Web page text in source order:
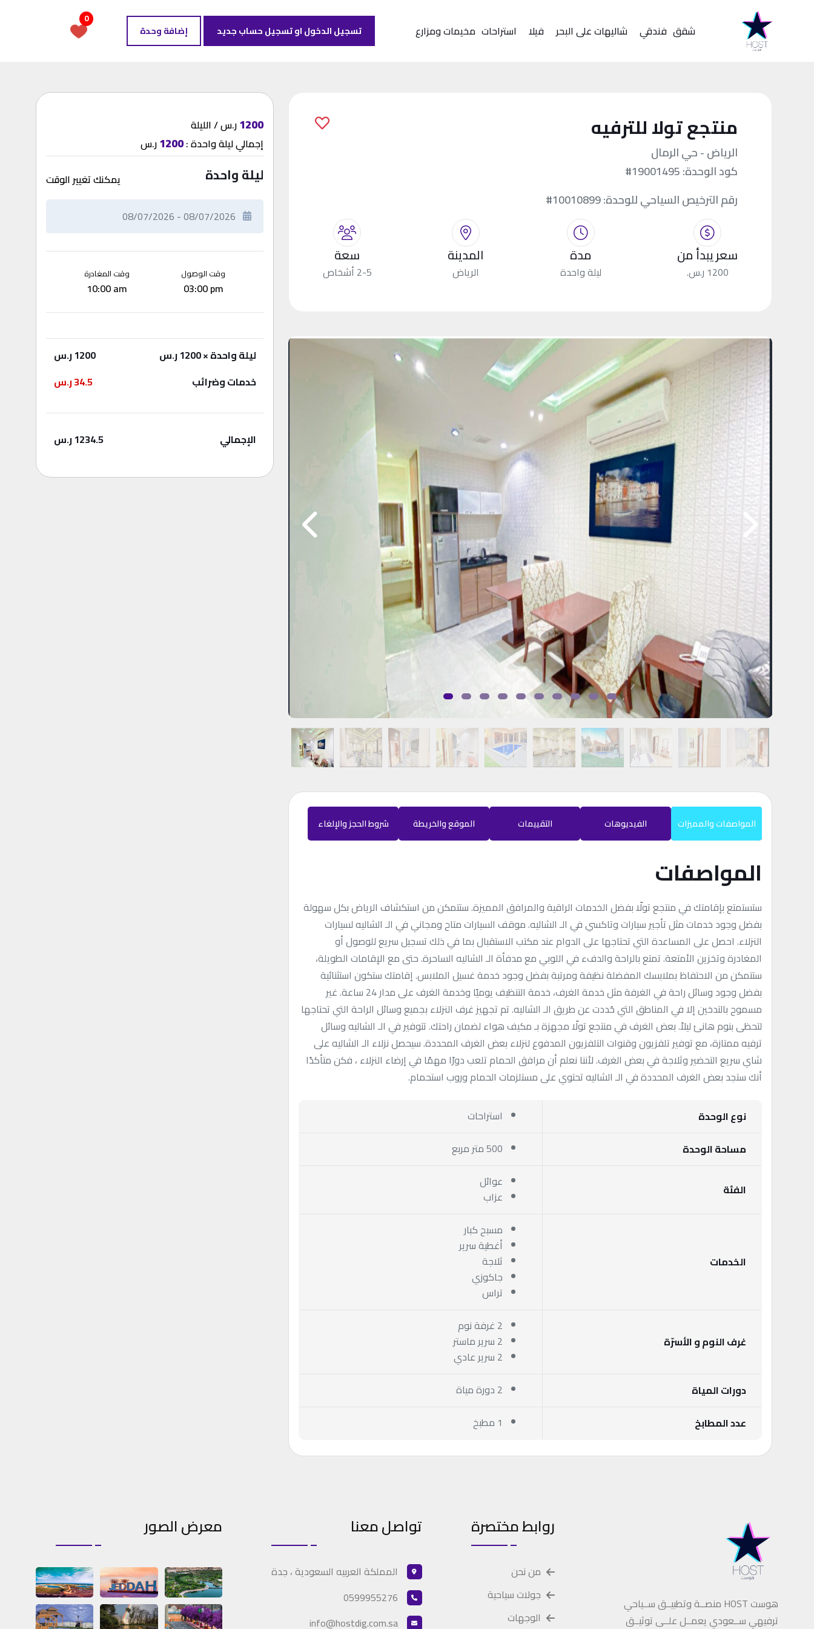
شقق فندقي شاليهات على البحر فيلا استراحات مخيمات ومزارع تسجيل الدخول او تسجيل حساب جديد إضافة وحدة
0
منتجع تولا للترفيه
الرياض - حي الرمال
كود الوحدة:#19001495
رقم الترخيص السياحي للوحدة:#10010899
سعر يبدأ من
1200 ر.س.
مدة
ليلة واحدة
المدينة
الرياض
سعة
2-5 أشخاص
المواصفات والمميزات الفيديوهات التقييمات الموقع والخريطة شروط الحجز والإلغاء
المواصفات
ستستمتع بإقامتك في منتجع تولّا بفضل الخدمات الراقية والمرافق المميزة. ستتمكن من استكشاف الرياض بكل سهولة
بفضل وجود خدمات مثل تأجير سيارات وتاكسي في الـ الشاليه. موقف السيارات متاح ومجاني في الـ الشاليه لسيارات
النزلاء. احصل على المساعدة التي تحتاجها على الدوام عند مكتب الاستقبال بما في ذلك تسجيل سريع للوصول أو
المغادرة وتخزين الأمتعة. تمتع بالراحة والدفء في اللوبي مع مدفأة الـ الشاليه الساحرة. حتى مع الإقامات الطويلة،
ستتمكن من الاحتفاظ بملابسك المفضلة نظيفة ومرتبة بفضل وجود خدمة غسيل الملابس. إقامتك ستكون استثنائية
بفضل وجود وسائل راحة في الغرفة مثل خدمة الغرف، خدمة التنظيف يوميًا وخدمة الغرف على مدار 24 ساعة. غير
مسموح بالتدخين إلا في المناطق التي حُددت عن طريق الـ الشاليه. تم تجهيز غرف النزلاء بجميع وسائل الراحة التي تحتاجها
لتحظى بنوم هانئ ليلاً. بعض الغرف في منتجع تولّا مجهزة بـ مكيف هواء لضمان راحتك. تتوفير في الـ الشاليه وسائل
ترفيه ممتازة، مع توفير تلفزيون وقنوات التلفزيون المدفوع لنزلاء بعض الغرف المحددة. سيحصل نزلاء الـ الشاليه على
شاي سريع التحضير وثلاجة في بعض الغرف. لأننا نعلم أن مرافق الحمام تلعب دورًا مهمًا في إرضاء النزلاء ، فكن متأكدًا
أنك ستجد بعض الغرف المحددة في الـ الشاليه تحتوي على مستلزمات الحمام وروب استحمام.
نوع الوحدة
استراحات
مساحة الوحدة
500 متر مربع
الفئة
عوائل
عزاب
الخدمات
مسبح كبار
أغطية سرير
ثلاجة
جاكوزي
تراس
غرف النوم و الأسرّة
2 غرفة نوم
2 سرير ماستر
2 سرير عادي
دورات المياة
2 دورة مياة
عدد المطابخ
1 مطبخ
1200ر.س / الليلة
إجماليليلة واحدة:
1200ر.س
ليلة واحدة يمكنك تغيير الوقت
وقت الوصول
03:00 pm
وقت المغادرة
10:00 am
ليلة واحدة× 1200 ر.س 1200ر.س
خدمات وضرائب
34.5ر.س
الإجمالي 1234.5ر.س
هوست HOST منصــة وتطبيــق ســياحي
ترفيهي ســعودي يعمــل علــى توثيــق
روابط مختصرة
من نحن
جولات سياحية
الوجهات
تواصل معنا
المملكة العربيه السعودية ، جدة
0599955276
info@hostdig.com.sa
معرض الصور